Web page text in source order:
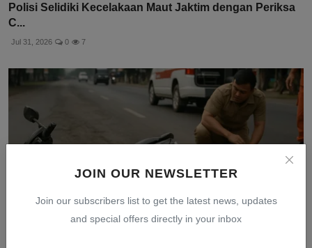
JOIN OUR NEWSLETTER
Join our subscribers list to get the latest news, updates
and special offers directly in your inbox
Polisi Selidiki Kecelakaan Maut Jaktim dengan Periksa
C...
Jul 31, 2026 0 7